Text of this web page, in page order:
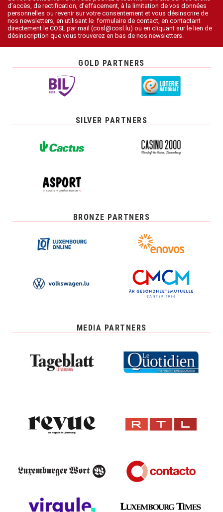
d’accès, de rectification, d’effacement, à la limitation de vos données
personnelles ou revenir sur votre consentement et vous désinscrire de
nos newsletters, en utilisant le formulaire de contact, en contactant
directement le COSL par mail (cosl@cosl.lu) ou en cliquant sur le lien de
désinscription que vous trouverez en bas de nos newsletters.
GOLD PARTNERS
SILVER PARTNERS
BRONZE PARTNERS
MEDIA PARTNERS